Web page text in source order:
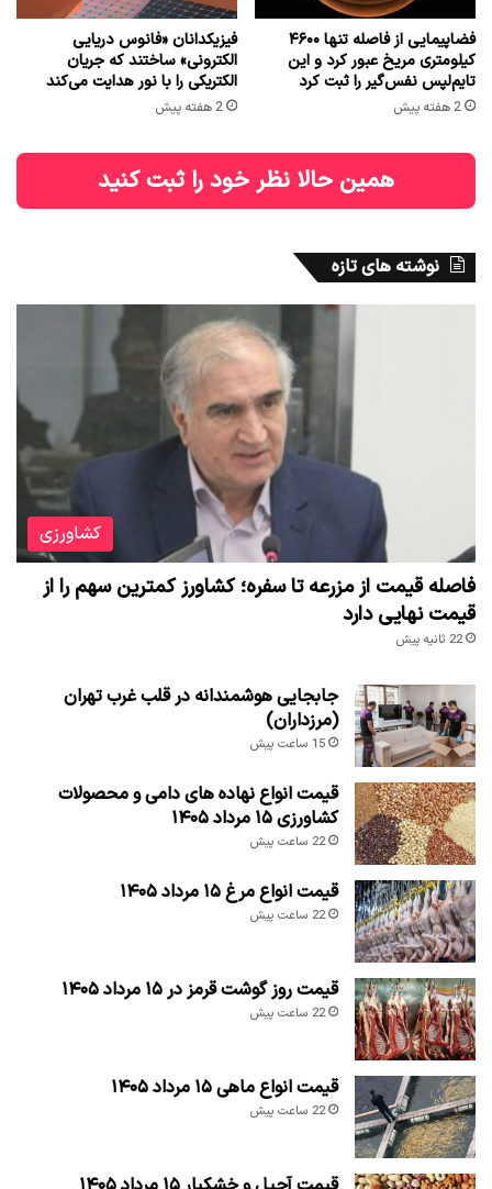
فضاپیمایی از فاصله تنها ۴۶۰۰
کیلومتری مریخ عبور کرد و این
تایم‌لپس نفس‌گیر را ثبت کرد
2 هفته پیش
فیزیکدانان «فانوس دریایی
الکترونی» ساختند که جریان
الکتریکی را با نور هدایت می‌کند
2 هفته پیش
همین حالا نظر خود را ثبت کنید
نوشته های تازه
کشاورزی
فاصله قیمت از مزرعه تا سفره؛ کشاورز کمترین سهم را از
قیمت نهایی دارد
22 ثانیه پیش
جابجایی هوشمندانه در قلب غرب تهران
(مرزداران)
15 ساعت پیش
قیمت انواع نهاده های دامی و محصولات
کشاورزی ۱۵ مرداد ۱۴۰۵
22 ساعت پیش
قیمت انواع مرغ ۱۵ مرداد ۱۴۰۵
22 ساعت پیش
قیمت روز گوشت قرمز در ۱۵ مرداد ۱۴۰۵
22 ساعت پیش
قیمت انواع ماهی ۱۵ مرداد ۱۴۰۵
22 ساعت پیش